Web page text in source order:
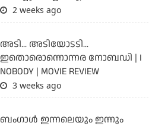
2 weeks ago
അടി... അടിയോടടി...
ഇതൊരൊന്നൊന്നര നോബഡി | I
NOBODY | MOVIE REVIEW
3 weeks ago
ബംഗാള്‍ ഇന്നലെയും ഇന്നും